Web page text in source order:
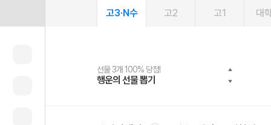
고3·N수 고2 고1 대
선물 3개 100% 당첨!
행운의 선물 뽑기
선물 100% 증정!
메가스터디 X 올리브
여름방학 스터디 캐시백
메가런 썸머스쿨
2027 러셀 단과
강사 공개선발
스마트러닝앱
설문 EVENT
메가패스
3일 무료 체험권
메가패스 수강생 무료혜택!
메가클럽 멤버십
사회공헌 캠페인
희망이룸 메가나눔